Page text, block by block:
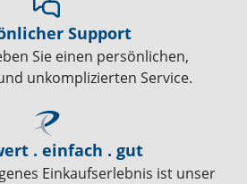
Support
Sie einen persönlichen,
unkomplizierten Service.
. einfach . gut
Einkaufserlebnis ist unser